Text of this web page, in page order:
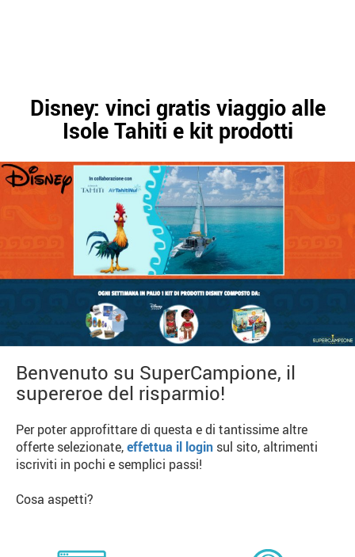
Disney: vinci gratis viaggio alle
Isole Tahiti e kit prodotti
Benvenuto su SuperCampione, il
supereroe del risparmio!
Per poter approfittare di questa e di tantissime altre
offerte selezionate,effettua il login sul sito, altrimenti
iscriviti in pochi e semplici passi!
Cosa aspetti?